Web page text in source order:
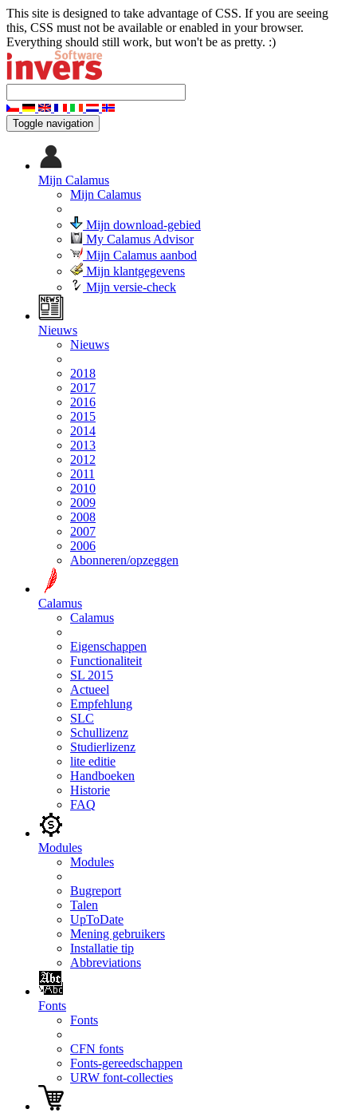
This site is designed to take advantage of CSS. If you are seeing
this, CSS must not be available or enabled in your browser.
Everything should still work, but won't be as pretty. :)
Toggle navigation
Mijn Calamus
Mijn Calamus
Mijn download-gebied
My Calamus Advisor
Mijn Calamus aanbod
Mijn klantgegevens
Mijn versie-check
Nieuws
Nieuws
2018
2017
2016
2015
2014
2013
2012
2011
2010
2009
2008
2007
2006
Abonneren/opzeggen
Calamus
Calamus
Eigenschappen
Functionaliteit
SL 2015
Actueel
Empfehlung
SLC
Schullizenz
Studierlizenz
lite editie
Handboeken
Historie
FAQ
Modules
Modules
Bugreport
Talen
UpToDate
Mening gebruikers
Installatie tip
Abbreviations
Fonts
Fonts
CFN fonts
Fonts-gereedschappen
URW font-collecties